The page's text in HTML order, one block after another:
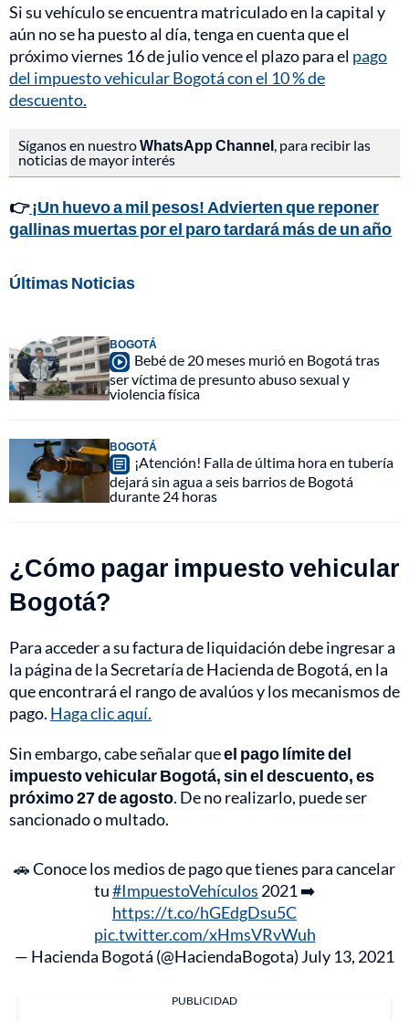
Si su vehículo se encuentra matriculado en la capital y
aún no se ha puesto al día, tenga en cuenta que el
próximo viernes 16 de julio vence el plazo para el pago
del impuesto vehicular Bogotá con el 10 % de
descuento.
Síganos en nuestroWhatsApp Channel , para recibir las
noticias de mayor interés
👉¡Un huevo a mil pesos! Advierten que reponer
gallinas muertas por el paro tardará más de un año
Últimas Noticias
BOGOTÁ
Bebé de 20 meses murió en Bogotá tras
ser víctima de presunto abuso sexual y
violencia física
BOGOTÁ
¡Atención! Falla de última hora en tubería
dejará sin agua a seis barrios de Bogotá
durante 24 horas
¿Cómo pagar impuesto vehicular
Bogotá?
Para acceder a su factura de liquidación debe ingresar a
la página de la Secretaría de Hacienda de Bogotá, en la
que encontrará el rango de avalúos y los mecanismos de
pago. Haga clic aquí.
Sin embargo, cabe señalar queel pago límite del
impuesto vehicular Bogotá, sin el descuento, es
próximo 27 de agosto. De no realizarlo, puede ser
sancionado o multado.
🚗 Conoce los medios de pago que tienes para cancelar
tu#ImpuestoVehículos 2021 ➡️
https://t.co/hGEdgDsu5C
pic.twitter.com/xHmsVRvWuh
— Hacienda Bogotá (@HaciendaBogota) July 13, 2021
PUBLICIDAD